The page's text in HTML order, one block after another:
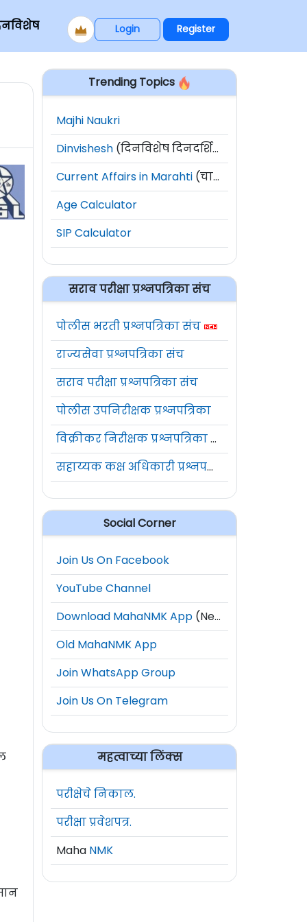
Login Register
Trending Topics
Majhi Naukri
Dinvishesh (दिनविशेष दिनदर्शिका)
Current Affairs in Marahti (चालू घडामोडी)
Age Calculator
SIP Calculator
सराव परीक्षा प्रश्नपत्रिका संच
पोलीस भरती प्रश्नपत्रिका संच
राज्यसेवा प्रश्नपत्रिका संच
सराव परीक्षा प्रश्नपत्रिका संच
पोलीस उपनिरीक्षक प्रश्नपत्रिका
विक्रीकर निरीक्षक प्रश्नपत्रिका संच
सहाय्यक कक्ष अधिकारी प्रश्नपत्रिका संच
Social Corner
Join Us On Facebook
YouTube Channel
Download MahaNMK App (New)
Old MahaNMK App
Join WhatsApp Group
Join Us On Telegram
महत्वाच्या लिंक्स
परीक्षेचे निकाल.
परीक्षा प्रवेशपत्र.
Maha NMK